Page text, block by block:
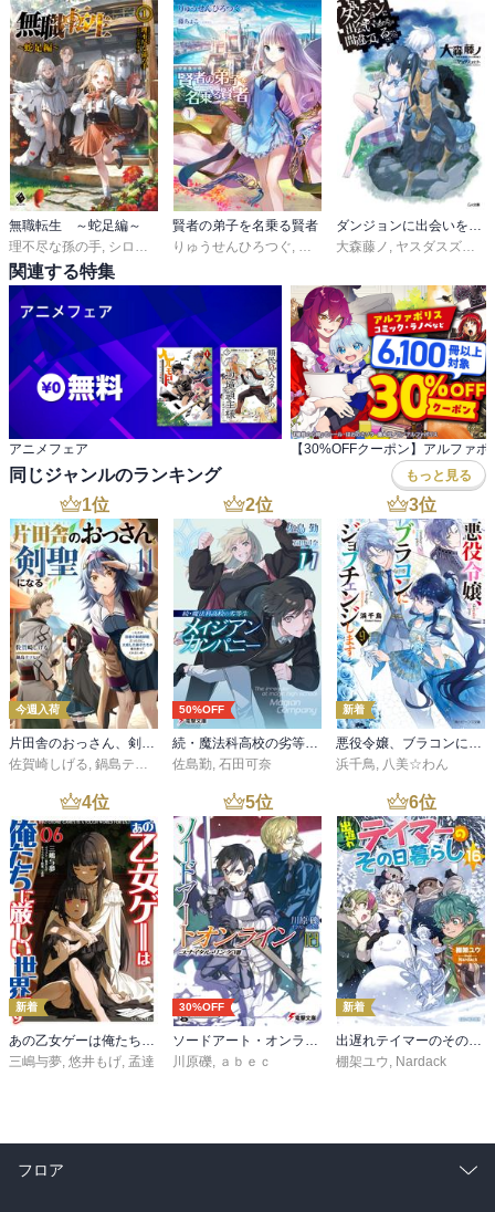
無職転生 ～蛇足編～
理不尽な孫の手 シロタカ
賢者の弟子を名乗る賢者
りゅうせんひろつぐ
藤ちょこ大森藤ノ
ヤスダスズヒト
関連する特集
アニメフェア
同じジャンルのランキング もっと見る
1位
今週入荷
片田舎のおっさん、剣聖になる 11 ～ただの田舎の剣術師範だったのに、大成した弟子たちが俺を放ってくれない件～
佐賀崎しげる, 鍋島テツヒロ
2位
50%OFF
続・魔法科高校の劣等生 メイジアン・カンパニー(11)
佐島勤, 石田可奈
3位
新着
悪役令嬢、ブラコンにジョブチェンジします９【電子特典付き】
浜千鳥, 八美☆わん
4位
新着
あの乙女ゲーは俺たちに厳しい世界です 6
三嶋与夢, 悠井もげ, 孟達
5位
30%OFF
ソードアート・オンライン29 ユナイタル・リングVIII
川原礫, ａｂｅｃ
6位
新着
出遅れテイマーのその日暮らし 16
棚架ユウ, Nardack
フロア